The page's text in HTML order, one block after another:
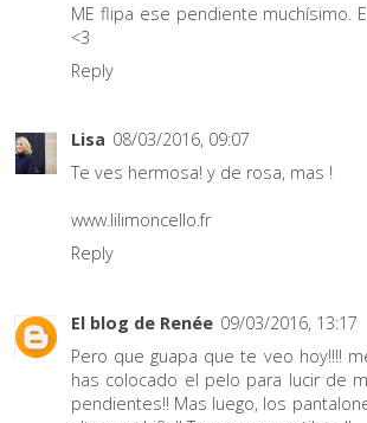
ME flipa ese pendiente muchísimo.
<3
Reply
Lisa 08/03/2016, 09:07
Te ves hermosa! y de rosa, mas !
www.lilimoncello.fr
Reply
El blog de Renée 09/03/2016, 13:17
Pero que guapa que te veo hoy!!!!
has colocado el pelo para lucir de
pendientes!! Mas luego, los